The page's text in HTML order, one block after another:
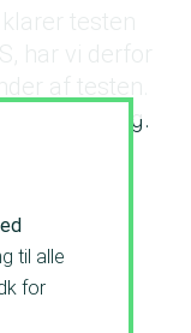
testen
har vi derfor
af testen.
et godt valg.
til alle
for